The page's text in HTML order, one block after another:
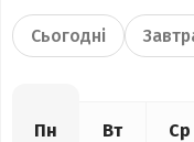
Сьогодні
Пн Вт Ср